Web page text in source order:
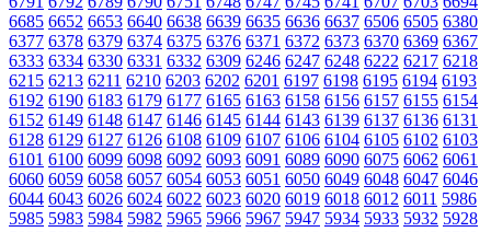
6685 6652 6653 6640 6638 6639 6635 6636 6637 6506 6505 6380
6377 6378 6379 6374 6375 6376 6371 6372 6373 6370 6369 6367
6333 6334 6330 6331 6332 6309 6246 6247 6248 6222 6217 6218
6215 6213 6211 6210 6203 6202 6201 6197 6198 6195 6194 6193
6192 6190 6183 6179 6177 6165 6163 6158 6156 6157 6155 6154
6152 6149 6148 6147 6146 6145 6144 6143 6139 6137 6136 6131
6128 6129 6127 6126 6108 6109 6107 6106 6104 6105 6102 6103
6101 6100 6099 6098 6092 6093 6091 6089 6090 6075 6062 6061
6060 6059 6058 6057 6054 6053 6051 6050 6049 6048 6047 6046
6044 6043 6026 6024 6022 6023 6020 6019 6018 6012 6011 5986
5985 5983 5984 5982 5965 5966 5967 5947 5934 5933 5932 5928